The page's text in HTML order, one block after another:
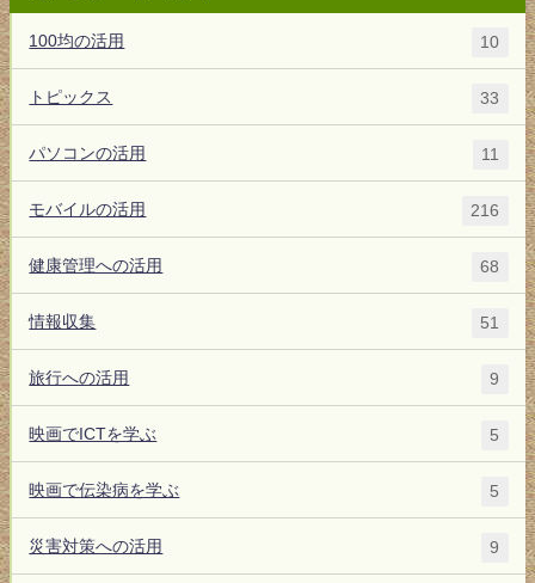
100均の活用 10
トピックス 33
パソコンの活用 11
モバイルの活用 216
健康管理への活用 68
情報収集 51
旅行への活用 9
映画でICTを学ぶ 5
映画で伝染病を学ぶ 5
災害対策への活用 9